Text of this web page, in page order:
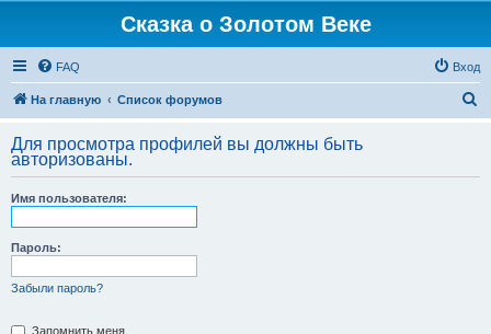
Сказка о Золотом Веке
FAQ Вход
На главную Список форумов
с
Для просмотра профилей вы должны быть
авторизованы.
Имя пользователя:
Пароль:
Забыли пароль?
Запомнить меня